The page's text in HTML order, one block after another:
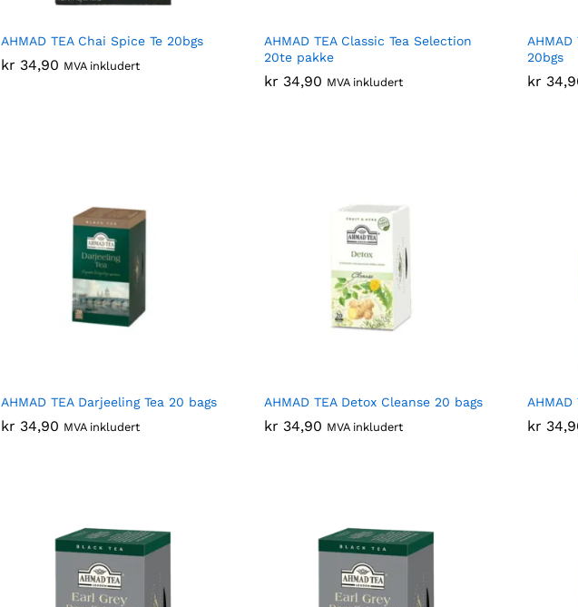
AHMAD TEA Chai Spice Te 20bgs
kr 34,90 MVA inkludert
kr 34,90
AHMAD TEA Classic Tea Selection
20te pakke
kr 34,90 MVA inkludert
kr 34,90
20bgs
kr
kr
AHMAD TEA Darjeeling Tea 20 bags
kr 34,90 MVA inkludert
kr 34,90
AHMAD TEA Detox Cleanse 20 bags
kr 34,90 MVA inkludert
kr 34,90
AHMAD
kr
kr